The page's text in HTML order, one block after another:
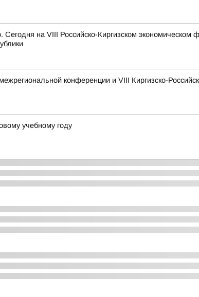
на VIII Российско-Киргизском экономическом
конференции и VIII Киргизско-
учебному году